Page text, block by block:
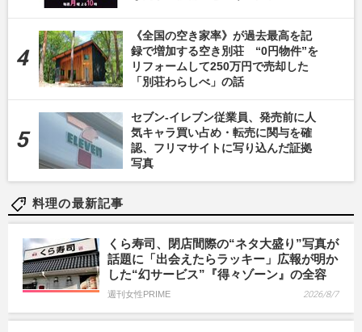
《全国の空き家率》が過去最高を記
録で増加する空き別荘 “0円物件”を
リフォームして250万円で売却した
「別荘わらしべ」の話
セブン-イレブン従業員、発売前に人
気キャラ買い占め・転売に関与を確
認、フリマサイトに写り込んだ証拠
写真
料理の最新記事
くら寿司、閉店間際の“ネタ大盛り”写真が
話題に「出会えたらラッキー」広報が明か
した“幻サービス”『得々ゾーン』の全容
週刊女性PRIME 2026/8/7